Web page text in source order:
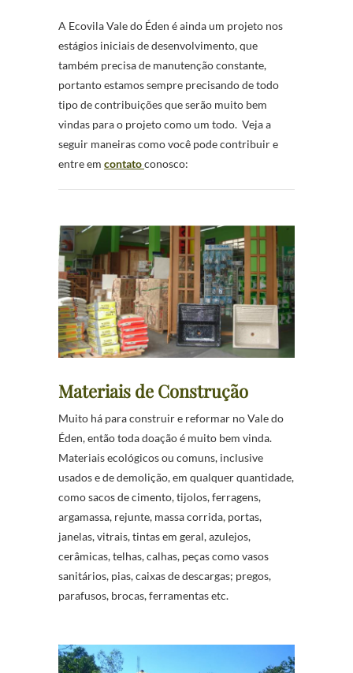
A Ecovila Vale do Éden é ainda um projeto nos
estágios iniciais de desenvolvimento, que
também precisa de manutenção constante,
portanto estamos sempre precisando de todo
tipo de contribuições que serão muito bem
vindas para o projeto como um todo. Veja a
seguir maneiras como você pode contribuir e
entre em contatoconosco:
Materiais de Construção
Muito há para construir e reformar no Vale do
Éden, então toda doação é muito bem vinda.
Materiais ecológicos ou comuns, inclusive
usados e de demolição, em qualquer quantidade,
como sacos de cimento, tijolos, ferragens,
argamassa, rejunte, massa corrida, portas,
janelas, vitrais, tintas em geral, azulejos,
cerâmicas, telhas, calhas, peças como vasos
sanitários, pias, caixas de descargas; pregos,
parafusos, brocas, ferramentas etc.